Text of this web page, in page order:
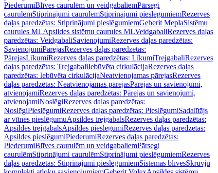
PiederumiBlīves caurulēm un veidgabaliemPārsegi
caurulēmStiprinājumi caurulēmStiprinājumi pieslēgumiemRezerves
daļas paredzētas: Stiprinājumi pieslēgumiemGeberit MeplaSistēmu
caurules MLApsildes sistēmu caurules MLVeidgabaliRezerves daļas
paredzētas: VeidgabaliSavienojumiRezerves daļas paredzētas:
SavienojumiPārejasRezerves daļas paredzētas:
PārejasLīkumiRezerves daļas paredzētas: LīkumiTrejgabaliRezerves
daļas paredzētas: TrejgabaliIebūvēta cirkulācijaRezerves daļas
paredzētas: Iebūvēta cirkulācijaNeatvienojamas pārejasRezerves
daļas paredzētas: Neatvienojamas pārejasPārejas un savienojumi,
atvienojamiRezerves daļas paredzētas: Pārejas un savienojumi,
atvienojamiNoslēgiRezerves daļas paredzētas:
NoslēgiPieslēgumiRezerves daļas paredzētas: PieslēgumiSadalītājs
ar vītnes pieslēgumuApsildes trejgabalsRezerves daļas paredzētas:
Apsildes trejgabalsApsildes pieslēgumiRezerves daļas paredzētas:
Apsildes pieslēgumiPiederumiRezerves daļas paredzētas:
PiederumiBlīves caurulēm un veidgabaliemPārsegi
caurulēmStiprinājumi caurulēmStiprinājumi pieslēgumiemRezerves
daļas paredzētas: Stiprinājumi pieslēgumiemSistēmas blīvesSkrūvju